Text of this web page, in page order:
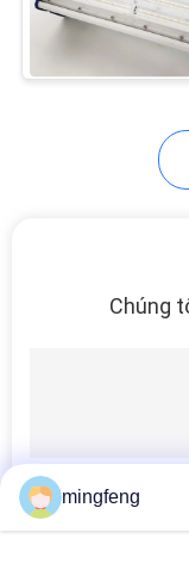
hình
Chúng
mingfeng